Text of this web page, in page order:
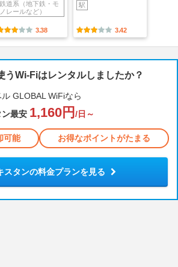
鉄道系（地下鉄・モ
ノレールなど）
3.38
駅
3.42
うWi-Fiはレンタルしましたか？
GLOBAL WiFiなら
ン最安 1,160円 /日～
可能 お得なポイントがたまる
スタンの料金プランを見る